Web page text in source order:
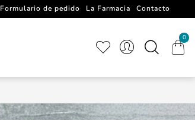
Formulario de pedido La Farmacia
Contacto
0